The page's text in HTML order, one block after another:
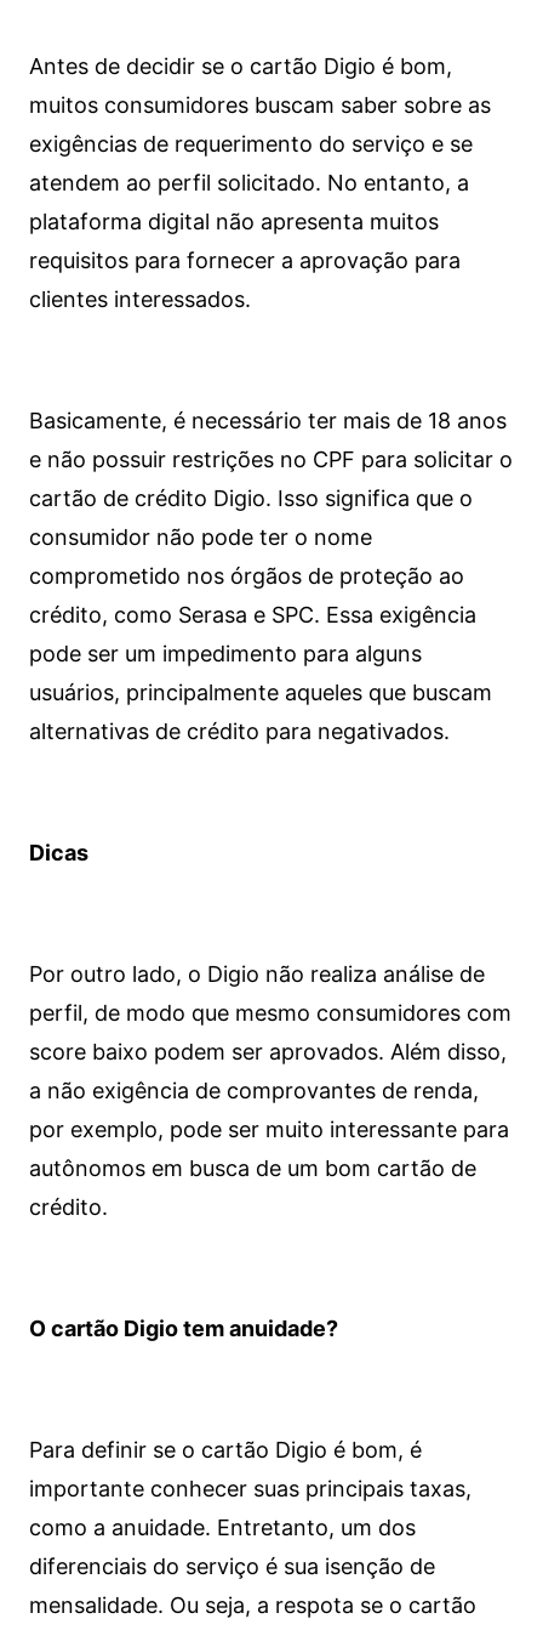
Antes de decidir se o cartão Digio é bom,
muitos consumidores buscam saber sobre as
exigências de requerimento do serviço e se
atendem ao perfil solicitado. No entanto, a
plataforma digital não apresenta muitos
requisitos para fornecer a aprovação para
clientes interessados.
Basicamente, é necessário ter mais de 18 anos
e não possuir restrições no CPF para solicitar o
cartão de crédito Digio. Isso significa que o
consumidor não pode ter o nome
comprometido nos órgãos de proteção ao
crédito, como Serasa e SPC. Essa exigência
pode ser um impedimento para alguns
usuários, principalmente aqueles que buscam
alternativas de crédito para negativados.
Dicas
Por outro lado, o Digio não realiza análise de
perfil, de modo que mesmo consumidores com
score baixo podem ser aprovados. Além disso,
a não exigência de comprovantes de renda,
por exemplo, pode ser muito interessante para
autônomos em busca de um bom cartão de
crédito.
O cartão Digio tem anuidade?
Para definir se o cartão Digio é bom, é
importante conhecer suas principais taxas,
como a anuidade. Entretanto, um dos
diferenciais do serviço é sua isenção de
mensalidade. Ou seja, a respota se o cartão